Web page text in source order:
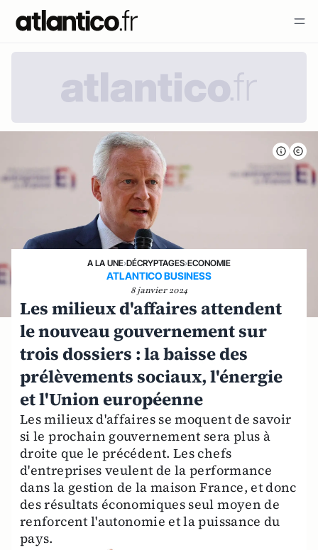
A LA UNE›DÉCRYPTAGES›ECONOMIE
ATLANTICO BUSINESS
8 janvier 2024
Les milieux d'affaires attendent
le nouveau gouvernement sur
trois dossiers : la baisse des
prélèvements sociaux, l'énergie
et l'Union européenne
Les milieux d'affaires se moquent de savoir
si le prochain gouvernement sera plus à
droite que le précédent. Les chefs
d'entreprises veulent de la performance
dans la gestion de la maison France, et donc
des résultats économiques seul moyen de
renforcent l'autonomie et la puissance du
pays.